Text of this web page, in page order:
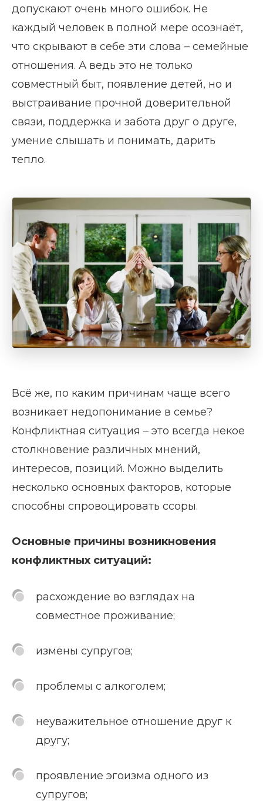
допускают очень много ошибок. Не
каждый человек в полной мере осознаёт,
что скрывают в себе эти слова – семейные
отношения. А ведь это не только
совместный быт, появление детей, но и
выстраивание прочной доверительной
связи, поддержка и забота друг о друге,
умение слышать и понимать, дарить
тепло.
Всё же, по каким причинам чаще всего
возникает недопонимание в семье?
Конфликтная ситуация – это всегда некое
столкновение различных мнений,
интересов, позиций. Можно выделить
несколько основных факторов, которые
способны спровоцировать ссоры.
Основные причины возникновения
конфликтных ситуаций:
расхождение во взглядах на
совместное проживание;
измены супругов;
проблемы с алкоголем;
неуважительное отношение друг к
другу;
проявление эгоизма одного из
супругов;